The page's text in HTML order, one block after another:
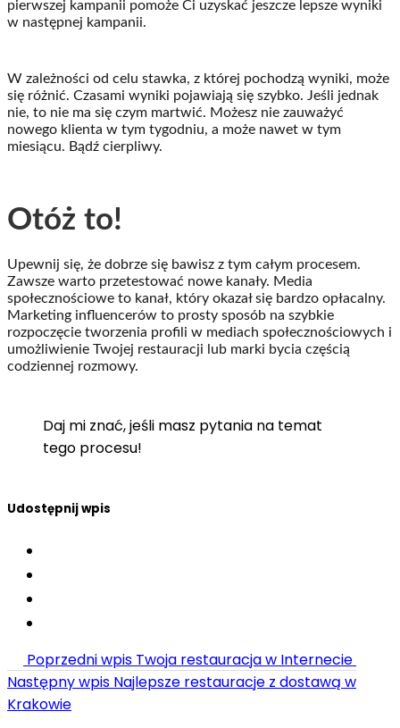
pierwszej kampanii pomoże Ci uzyskać jeszcze lepsze wyniki
w następnej kampanii.
W zależności od celu stawka, z której pochodzą wyniki, może
się różnić. Czasami wyniki pojawiają się szybko. Jeśli jednak
nie, to nie ma się czym martwić. Możesz nie zauważyć
nowego klienta w tym tygodniu, a może nawet w tym
miesiącu. Bądź cierpliwy.
Otóż to!
Upewnij się, że dobrze się bawisz z tym całym procesem.
Zawsze warto przetestować nowe kanały. Media
społecznościowe to kanał, który okazał się bardzo opłacalny.
Marketing influencerów to prosty sposób na szybkie
rozpoczęcie tworzenia profili w mediach społecznościowych i
umożliwienie Twojej restauracji lub marki bycia częścią
codziennej rozmowy.
Daj mi znać, jeśli masz pytania na temat
tego procesu!
Udostępnij wpis
Poprzedni wpis Twoja restauracja w Internecie
Następny wpis Najlepsze restauracje z dostawą w
Krakowie